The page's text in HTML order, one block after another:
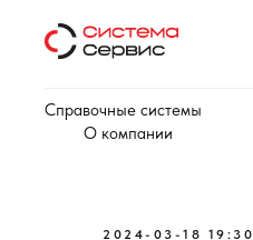
Справочные системы
О компании
2024-03-18 19:30